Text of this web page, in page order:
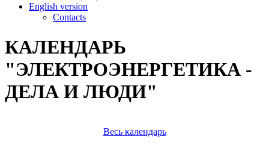
English version
Contacts
КАЛЕНДАРЬ
"ЭЛЕКТРОЭНЕРГЕТИКА -
ДЕЛА И ЛЮДИ"
Весь календарь